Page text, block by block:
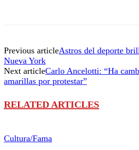
Previous articleAstros del deporte
Nueva York
Next articleCarlo Ancelotti: “Ha
amarillas por protestar”
RELATED ARTICLES
Cultura/Fama